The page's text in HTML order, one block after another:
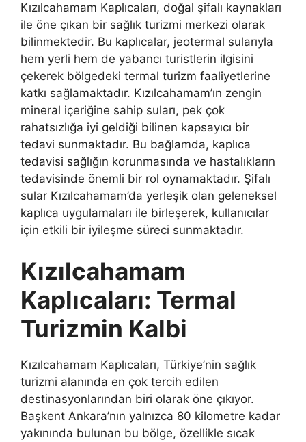
Kızılcahamam Kaplıcaları, doğal şifalı kaynakları
ile öne çıkan bir sağlık turizmi merkezi olarak
bilinmektedir. Bu kaplıcalar, jeotermal sularıyla
hem yerli hem de yabancı turistlerin ilgisini
çekerek bölgedeki termal turizm faaliyetlerine
katkı sağlamaktadır. Kızılcahamam’ın zengin
mineral içeriğine sahip suları, pek çok
rahatsızlığa iyi geldiği bilinen kapsayıcı bir
tedavi sunmaktadır. Bu bağlamda, kaplıca
tedavisi sağlığın korunmasında ve hastalıkların
tedavisinde önemli bir rol oynamaktadır. Şifalı
sular Kızılcahamam’da yerleşik olan geleneksel
kaplıca uygulamaları ile birleşerek, kullanıcılar
için etkili bir iyileşme süreci sunmaktadır.
Kızılcahamam
Kaplıcaları: Termal
Turizmin Kalbi
Kızılcahamam Kaplıcaları, Türkiye’nin sağlık
turizmi alanında en çok tercih edilen
destinasyonlarından biri olarak öne çıkıyor.
Başkent Ankara’nın yalnızca 80 kilometre kadar
yakınında bulunan bu bölge, özellikle sıcak